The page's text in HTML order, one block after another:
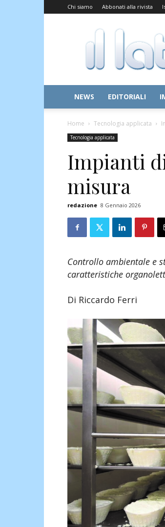
Chi siamo Abbonati alla rivista
Il
Latte
NEWS EDITORIALI
Home Tecnologia applicata
Tecnologia applicata
Impianti
misura
redazione 8 Gennaio 2026
Controllo ambientale e
caratteristiche
Di Riccardo Ferri